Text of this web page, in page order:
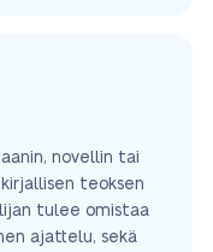
novellin tai
teoksen
tulee omistaa
ajattelu, sekä